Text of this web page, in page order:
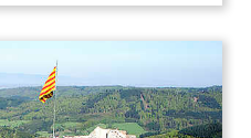
arrivant directement
rencontre de personnes
et leurs coutumes: voici
l'esprit.